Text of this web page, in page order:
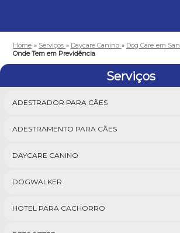
Home » Serviços » Daycare Canino » Dog Care em
Onde Tem em Previdência
Serviços
ADESTRADOR PARA CÃES
ADESTRAMENTO PARA CÃES
DAYCARE CANINO
DOGWALKER
HOTEL PARA CACHORRO